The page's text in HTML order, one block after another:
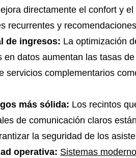
directamente el confort y
recurrentes y
de ingresos: La optimización
en datos aumentan las tasas
servicios complementarios
más sólida: Los recintos
de comunicación claros
la seguridad de los
operativa: Sistemas